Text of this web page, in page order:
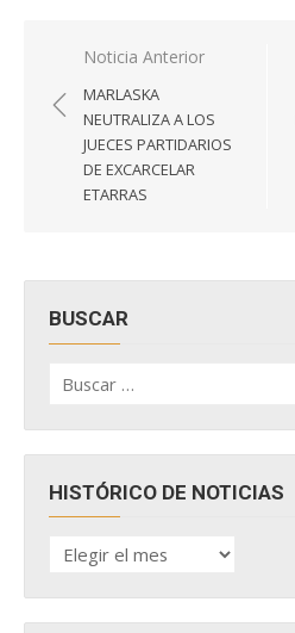
Navegación
de
entradas
Noticia Anterior
MARLASKA
NEUTRALIZA A LOS
JUECES PARTIDARIOS
DE EXCARCELAR
ETARRAS
BUSCAR
por:
HISTÓRICO DE NOTICIAS
HISTÓRICO
DE